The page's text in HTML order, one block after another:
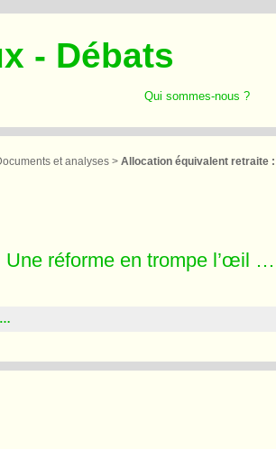
- Débats
Qui sommes-nous ?
et analyses> Allocation équivalent retraite
réforme en trompe l’œil …
…